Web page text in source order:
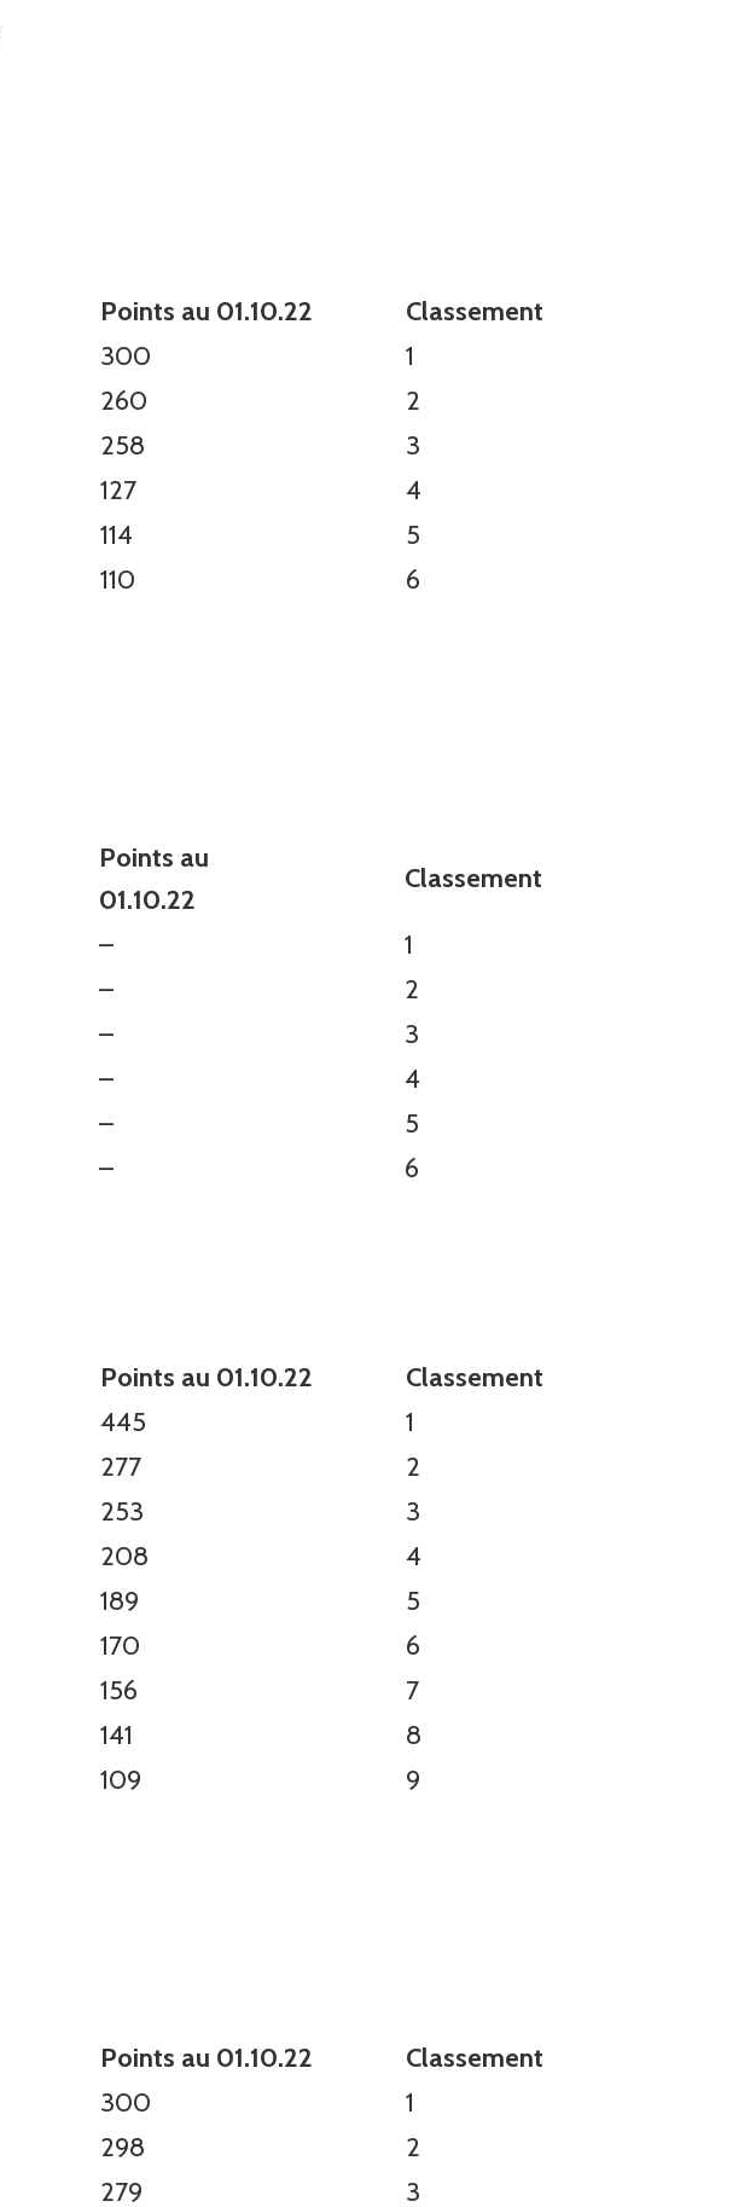
Points au 01.10.22
Classement
300
1
260
2
258
3
127
4
114
5
110 6
Points au
01.10.22
Classement
–
1
–
2
–
3
–
4
–
5
– 6
Points au 01.10.22
Classement
445
1
277
2
253
3
208
4
189
5
170
6
156
7
141
8
109 9
Points au 01.10.22
Classement
300
1
298
2
279 3